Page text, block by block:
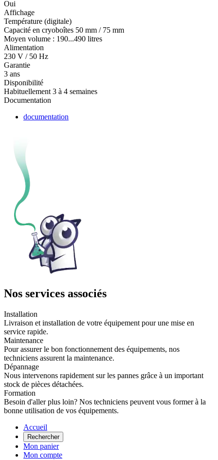
Oui
Affichage
Température (digitale)
Capacité en cryoboîtes 50 mm / 75 mm
Moyen volume : 190...490 litres
Alimentation
230 V / 50 Hz
Garantie
3 ans
Disponibilité
Habituellement 3 à 4 semaines
Documentation
documentation
Nos services associés
Installation
Livraison et installation de votre équipement pour une mise en
service rapide.
Maintenance
Pour assurer le bon fonctionnement des équipements, nos
techniciens assurent la maintenance.
Dépannage
Nous intervenons rapidement sur les pannes grâce à un important
stock de pièces détachées.
Formation
Besoin d'aller plus loin? Nos techniciens peuvent vous former à la
bonne utilisation de vos équipements.
Accueil
Rechercher
Mon panier
Mon compte